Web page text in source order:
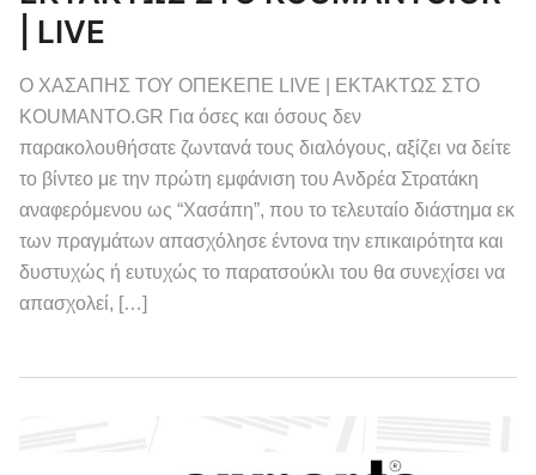
| LIVE
Ο ΧΑΣΑΠΗΣ ΤΟΥ ΟΠΕΚΕΠΕ LIVE | ΕΚΤΑΚΤΩΣ ΣΤΟ
KOUMANTO.GR Για όσες και όσους δεν
παρακολουθήσατε ζωντανά τους διαλόγους, αξίζει να δείτε
το βίντεο με την πρώτη εμφάνιση του Ανδρέα Στρατάκη
αναφερόμενου ως “Χασάπη”, που το τελευταίο διάστημα εκ
των πραγμάτων απασχόλησε έντονα την επικαιρότητα και
δυστυχώς ή ευτυχώς το παρατσούκλι του θα συνεχίσει να
απασχολεί, […]